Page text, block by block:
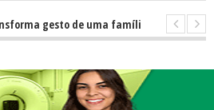
gesto de uma família em esperança